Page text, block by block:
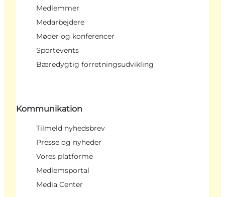
Medlemmer
Medarbejdere
Møder og konferencer
Sportevents
Bæredygtig forretningsudvikling
Kommunikation
Tilmeld nyhedsbrev
Presse og nyheder
Vores platforme
Medlemsportal
Media Center